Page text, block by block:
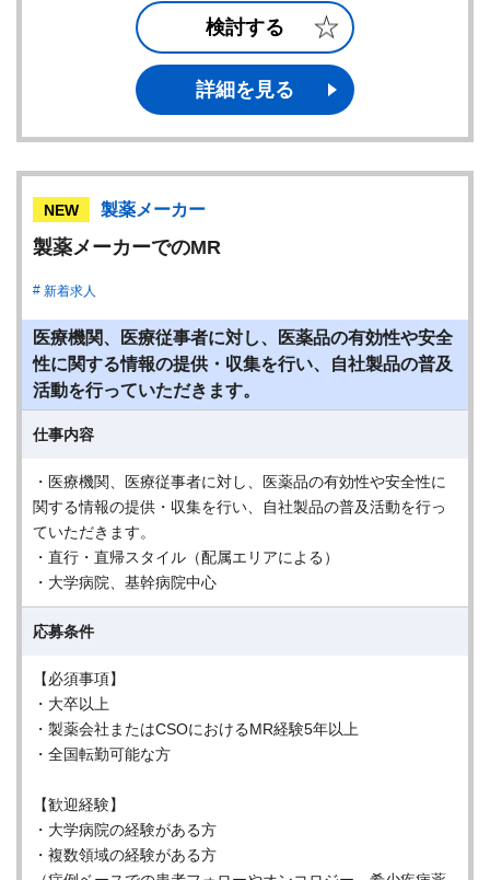
検討する
詳細を見る
NEW 製薬メーカー
製薬メーカーでのMR
新着求人
医療機関、医療従事者に対し、医薬品の有効性や安全
性に関する情報の提供・収集を行い、自社製品の普及
活動を行っていただきます。
仕事内容
・医療機関、医療従事者に対し、医薬品の有効性や安全性に
関する情報の提供・収集を行い、自社製品の普及活動を行っ
ていただきます。
・直行・直帰スタイル（配属エリアによる）
・大学病院、基幹病院中心
応募条件
【必須事項】
・大卒以上
・製薬会社またはCSOにおけるMR経験5年以上
・全国転勤可能な方
【歓迎経験】
・大学病院の経験がある方
・複数領域の経験がある方